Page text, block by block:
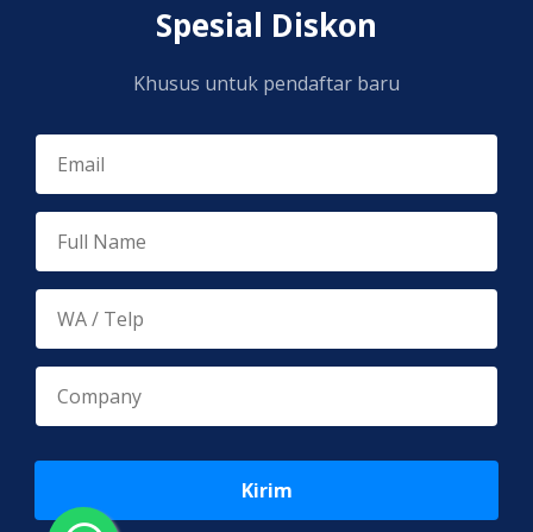
Spesial Diskon
Khusus untuk pendaftar baru
Kirim